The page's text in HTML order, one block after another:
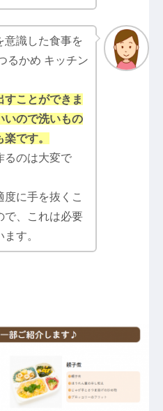
意識した食事を
るかめ キッチン
すことができま
いので洗いもの
です。
るのは大変で
に手を抜くこ
で、これは必要
す。